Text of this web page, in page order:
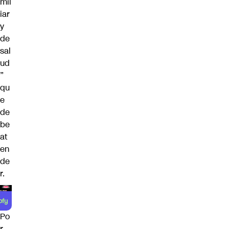
iar
y
de
sal
ud
”
qu
e
de
be
at
en
de
r.
Po